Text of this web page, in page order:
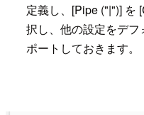
定義し、[Pipe ("|")] を
択し、他の設定をデ
ポートしておきます。